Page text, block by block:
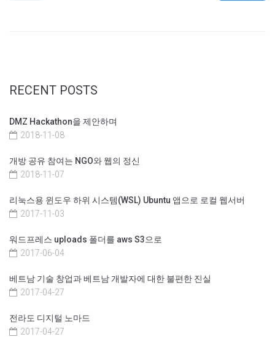
RECENT POSTS
DMZ Hackathon을 제안하며
2018-11-08
개방 공유 참여는 NGO와 웹의 정신
2018-11-07
리눅스용 윈도우 하위 시스템(WSL) Ubuntu 앱으로 로컬 웹서버
2017-11-03
워드프레스 uploads 폴더를 aws S3으로
2017-06-04
베트남 기술 창업과 베트남 개발자에 대한 불편한 진실
2017-04-27
전라도 디지털 노마드
2017-04-27